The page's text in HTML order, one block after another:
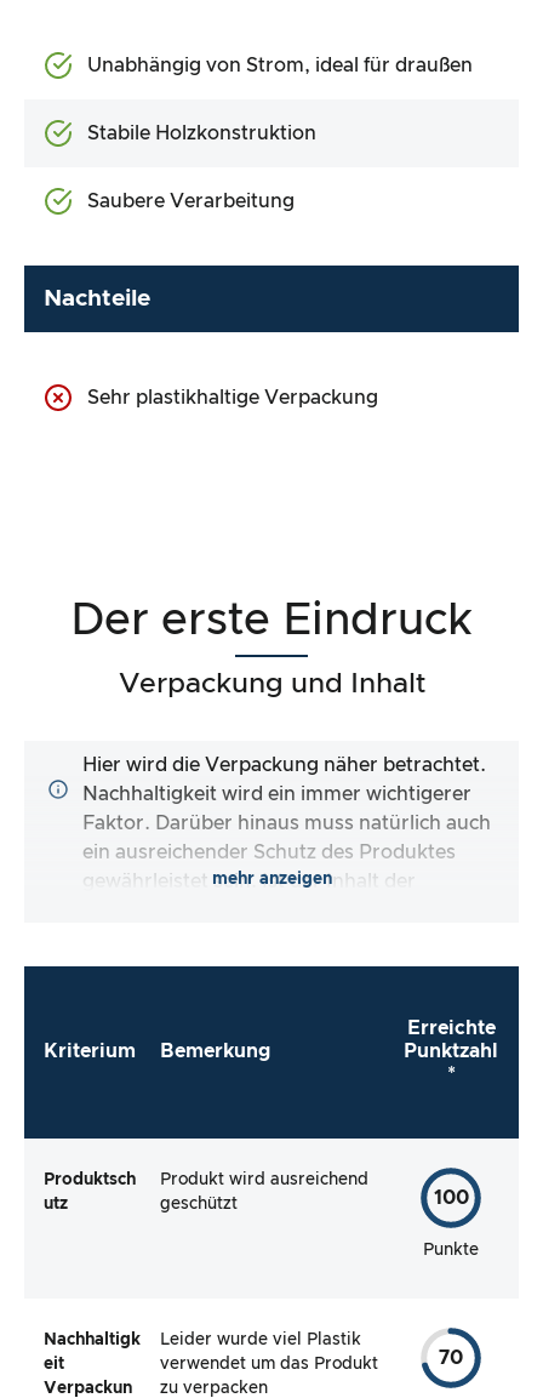
Unabhängig von Strom, ideal für draußen
Stabile Holzkonstruktion
Saubere Verarbeitung
Nachteile
Sehr plastikhaltige Verpackung
Der erste Eindruck
Verpackung und Inhalt
Hier wird die Verpackung näher betrachtet.
Nachhaltigkeit wird ein immer wichtigerer
Faktor. Darüber hinaus muss natürlich auch
ein ausreichender Schutz des Produktes
gewährleistet sein. Ist der Inhalt der
direkt zu verwenden?
mehr anzeigen
Kriterium Bemerkung
Erreichte
Punktzahl
*
Produktsch
utz
Produkt wird ausreichend
geschützt
100
Punkte
Nachhaltigk
eit
Verpackun
Leider wurde viel Plastik
verwendet um das Produkt
zu verpacken
70